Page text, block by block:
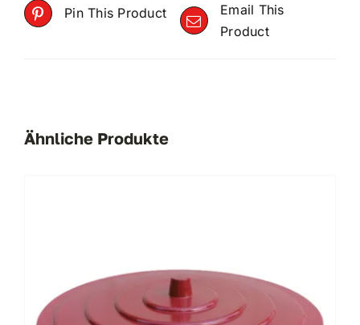
Pin This Product
Email This
Product
Ähnliche Produkte